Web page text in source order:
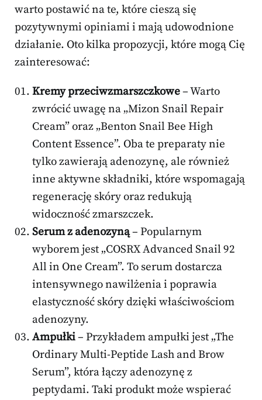
warto postawić na te, które cieszą się
pozytywnymi opiniami i mają udowodnione
działanie. Oto kilka propozycji, które mogą Cię
zainteresować:
Kremy przeciwzmarszczkowe– Warto
zwrócić uwagę na „Mizon Snail Repair
Cream” oraz „Benton Snail Bee High
Content Essence”. Oba te preparaty nie
tylko zawierają adenozynę, ale również
inne aktywne składniki, które wspomagają
regenerację skóry oraz redukują
widoczność zmarszczek.
Serum z adenozyną– Popularnym
wyborem jest „COSRX Advanced Snail 92
All in One Cream”. To serum dostarcza
intensywnego nawilżenia i poprawia
elastyczność skóry dzięki właściwościom
adenozyny.
Ampułki– Przykładem ampułki jest „The
Ordinary Multi-Peptide Lash and Brow
Serum”, która łączy adenozynę z
peptydami. Taki produkt może wspierać